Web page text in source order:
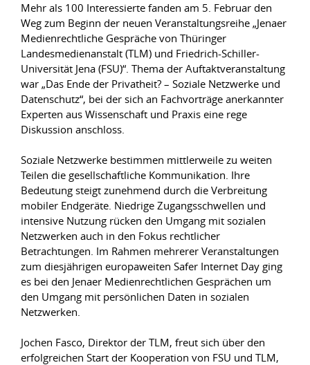
Mehr als 100 Interessierte fanden am 5. Februar den
Weg zum Beginn der neuen Veranstaltungsreihe „Jenaer
Medienrechtliche Gespräche von Thüringer
Landesmedienanstalt (TLM) und Friedrich-Schiller-
Universität Jena (FSU)“. Thema der Auftaktveranstaltung
war „Das Ende der Privatheit? – Soziale Netzwerke und
Datenschutz“, bei der sich an Fachvorträge anerkannter
Experten aus Wissenschaft und Praxis eine rege
Diskussion anschloss.
Soziale Netzwerke bestimmen mittlerweile zu weiten
Teilen die gesellschaftliche Kommunikation. Ihre
Bedeutung steigt zunehmend durch die Verbreitung
mobiler Endgeräte. Niedrige Zugangsschwellen und
intensive Nutzung rücken den Umgang mit sozialen
Netzwerken auch in den Fokus rechtlicher
Betrachtungen. Im Rahmen mehrerer Veranstaltungen
zum diesjährigen europaweiten Safer Internet Day ging
es bei den Jenaer Medienrechtlichen Gesprächen um
den Umgang mit persönlichen Daten in sozialen
Netzwerken.
Jochen Fasco, Direktor der TLM, freut sich über den
erfolgreichen Start der Kooperation von FSU und TLM,